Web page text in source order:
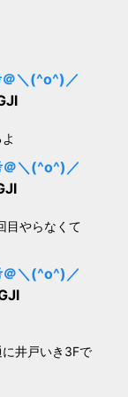
＼(^o^)／
＠＼(^o^)／
目やらなくて
＠＼(^o^)／
井戸いき3Fで